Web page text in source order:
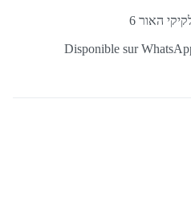
האור 6
Disponible sur